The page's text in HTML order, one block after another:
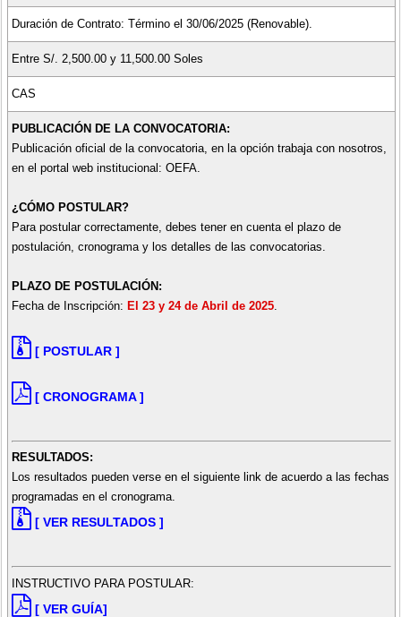
Duración de Contrato: Término el 30/06/2025 (Renovable).
Entre S/. 2,500.00 y 11,500.00 Soles
CAS
PUBLICACIÓN DE LA CONVOCATORIA:
Publicación oficial de la convocatoria, en la opción trabaja con nosotros,
en el portal web institucional: OEFA.
¿CÓMO POSTULAR?
Para postular correctamente, debes tener en cuenta el plazo de
postulación, cronograma y los detalles de las convocatorias.
PLAZO DE POSTULACIÓN:
Fecha de Inscripción: El 23 y 24 de Abril de 2025.
[ POSTULAR ]
[ CRONOGRAMA ]
RESULTADOS:
Los resultados pueden verse en el siguiente link de acuerdo a las fechas
programadas en el cronograma.
[ VER RESULTADOS ]
INSTRUCTIVO PARA POSTULAR:
[ VER GUÍA]